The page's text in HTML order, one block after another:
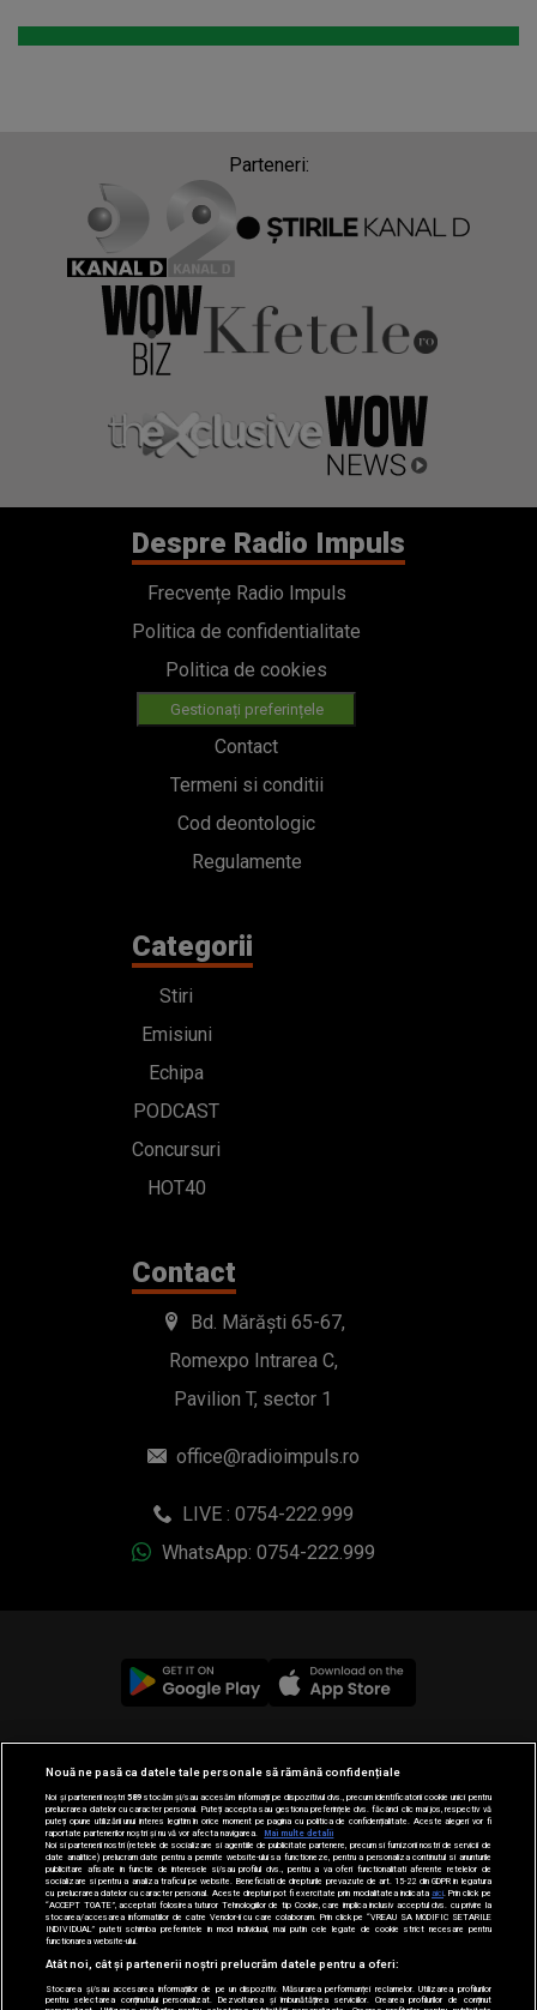
Parteneri:
Despre Radio Impuls
Frecvențe Radio Impuls
Politica de confidentialitate
Politica de cookies
Gestionați preferințele
Contact
Termeni si conditii
Cod deontologic
Regulamente
Categorii
Stiri
Emisiuni
Echipa
PODCAST
Concursuri
HOT40
Contact
Bd. Mărăști 65-67,
Romexpo Intrarea C,
Pavilion T, sector 1
office@radioimpuls.ro
LIVE : 0754-222.999
WhatsApp: 0754-222.999
© 2019-2026 DOGAN MEDIA INTERNATIONAL SA, Toate
drepturile rezervate.
Nouă ne pasă ca datele tale personale să rămână confidențiale
Noi și partenerii noștri589stocăm și/sau accesăm informații pe dispozitivul dvs., precum identificatorii cookie unici pentru
prelucrarea datelor cu caracter personal. Puteți accepta sau gestiona preferințele dvs. făcând clic mai jos, respectiv vă
puteți opune utilizării unui interes legitim în orice moment pe pagina cu politica de confidențialitate. Aceste alegeri vor fi
raportate partenerilor noștri și nu vă vor afecta navigarea.
Mai multe detalii
Noi si partenerii nostri (retelele de socializare si agentiile de publicitate partenere, precum si furnizorii nostri de servicii de
date analitice) prelucram date pentru a permite website-ului sa functioneze, pentru a personaliza continutul si anunturile
publicitare afisate in functie de interesele si/sau profilul dvs., pentru a va oferi functionalitati aferente retelelor de
socializare si pentru a analiza traficul pe website. Beneficiati de drepturile prevazute de art. 15-22 din GDPR in legatura
cu prelucrarea datelor cu caracter personal. Aceste drepturi pot fi exercitate prin modalitatea indicataaici . Prin click pe
“ACCEPT TOATE”, acceptati folosirea tuturor Tehnologiilor de tip Cookie, care implica inclusiv acceptul dvs. cu privire la
stocarea/accesarea informatiilor de catre Vendor-ii cu care colaboram. Prin click pe “VREAU SA MODIFIC SETARILE
INDIVIDUAL” puteti schimba preferintele in mod individual, mai putin cele legate de cookie strict necesare pentru
functionarea website-ului.
Atât noi, cât și partenerii noștri prelucrăm datele pentru a oferi:
Stocarea și/sau accesarea informațiilor de pe un dispozitiv. Măsurarea performanței reclamelor. Utilizarea profilurilor
pentru selectarea conținutului personalizat. Dezvoltarea și îmbunătățirea serviciilor. Crearea profilurilor de conținut